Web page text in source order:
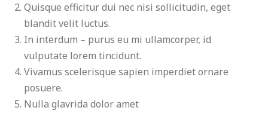
Quisque efficitur dui nec nisi sollicitudin, eget
blandit velit luctus.
In interdum – purus eu mi ullamcorper, id
vulputate lorem tincidunt.
Vivamus scelerisque sapien imperdiet ornare
posuere.
Nulla glavrida dolor amet